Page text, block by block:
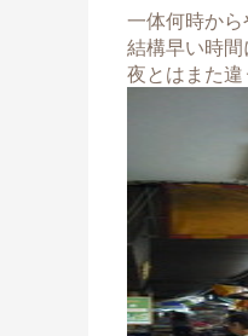
一体何時か
結構早い時
夜とはまた